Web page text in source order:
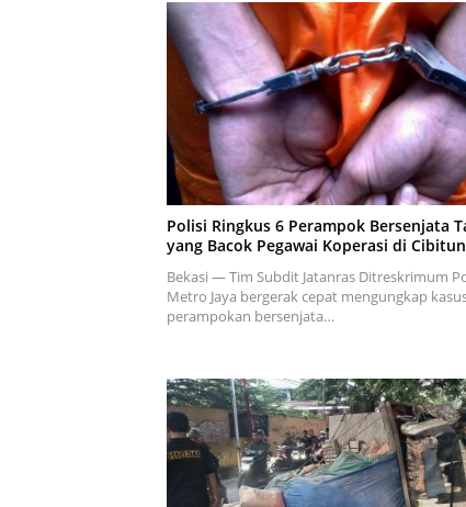
Polisi Ringkus 6 Perampok Bersenjata
yang Bacok Pegawai Koperasi di
Bekasi — Tim Subdit Jatanras Ditreskrimum
Metro Jaya bergerak cepat mengungkap
perampokan bersenjata…